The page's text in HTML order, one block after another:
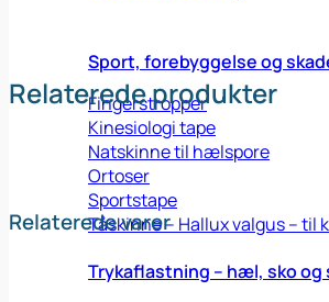
Sport, forebyggelse og
Fingerstropper
Kinesiologi tape
Natskinne til hælspore
Ortoser
Sportstape
Tåskinne – Hallux valgus –
Trykaflastning – hæl, sko og
Relaterede produkter
Relaterede varer